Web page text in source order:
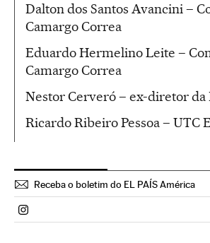
Dalton dos Santos Avancini –
Camargo Correa
Eduardo Hermelino Leite –
Camargo Correa
Nestor Cerveró – ex-diretor da
Ricardo Ribeiro Pessoa – UTC
Receba o boletim do EL PAÍS América
Politica El País Brasil en Instagram